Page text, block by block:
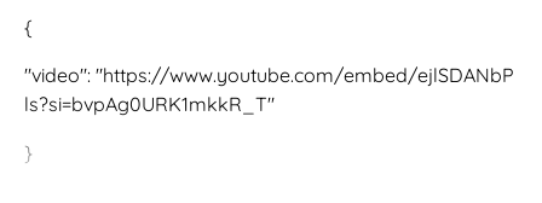
{
"video": "https://www.youtube.com/embed/ejlSDANbP
ls?si=bvpAg0URK1mkkR_T"
}